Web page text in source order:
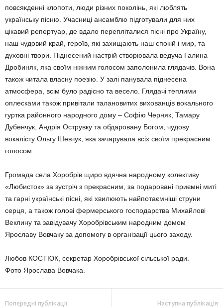
повсякденні клопоти, люди різних поколінь, які люблять
українську пісню. Учасниці ансамблю підготували для них
цікавий репертуар, де вдало перепліталися пісні про Україну,
наш чудовий край, героїв, які захищають наш спокій і мир, та
духовні твори. Піднесений настрій створювала ведуча Галина
Дробиняк, яка своїм ніжним голосом заполонила глядачів. Вона
також читала власну поезію. У залі панувала піднесена
атмосфера, всім було радісно та весело. Глядачі теплими
оплесками також привітали талановитих вихованців вокального
гуртка районного народного дому – Софію Черняк, Тамару
Дубенчук, Андрія Острувку та обдаровану Богом, чудову
вокалісту Ольгу Шевчук, яка зачарувала всіх своїм прекрасним
голосом.
Громада села Хоробрів щиро вдячна народному колективу
«Любисток» за зустріч з прекрасним, за подаровані приємні миті
та гарні українські пісні, які хвилюють найпотаємніші струни
серця, а також голові фермерського господарства Михайлові
Веклину та завідувачу Хоробрівським народним домом
Ярославу Вовчаку за допомогу в організації цього заходу.
Любов КОСТЮК, секретар Хоробрівської сільської ради.
Фото Ярослава Вовчака.
Попередні публікації Наступна публікація